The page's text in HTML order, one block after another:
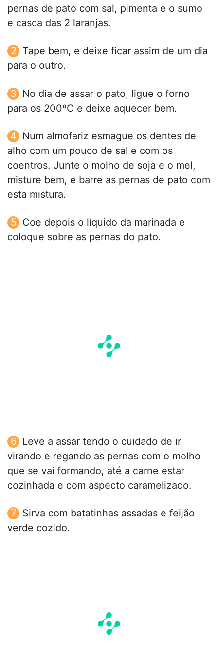
pernas de pato com sal, pimenta e o sumo
e casca das 2 laranjas.
Tape bem, e deixe ficar assim de um dia
para o outro.
No dia de assar o pato, ligue o forno
para os 200ºC e deixe aquecer bem.
Num almofariz esmague os dentes de
alho com um pouco de sal e com os
coentros. Junte o molho de soja e o mel,
misture bem, e barre as pernas de pato com
esta mistura.
Coe depois o líquido da marinada e
coloque sobre as pernas do pato.
Leve a assar tendo o cuidado de ir
virando e regando as pernas com o molho
que se vai formando, até a carne estar
cozinhada e com aspecto caramelizado.
Sirva com batatinhas assadas e feijão
verde cozido.